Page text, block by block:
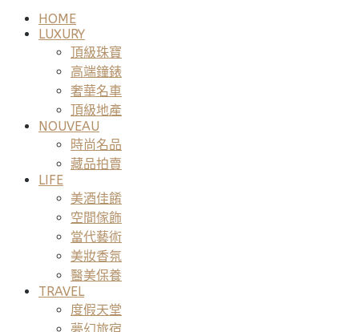
HOME
LUXURY
頂級珠寶
高端鐘錶
奢華名車
頂級地產
NOUVEAU
時尚名品
藏品拍賣
LIFE
美酒佳餚
空間傢飾
當代藝術
美妝香氛
醫美保養
TRAVEL
度假天堂